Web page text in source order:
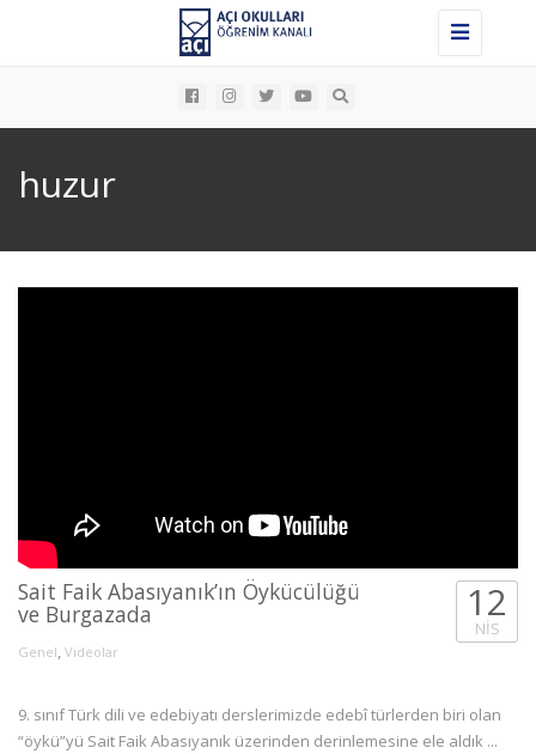
Toggle
navigation
huzur
Sait Faik Abasıyanık’ın Öykücülüğü
ve Burgazada
Genel, Videolar
12
NIS
9. sınıf Türk dili ve edebiyatı derslerimizde edebî türlerden biri olan
“öykü”yü Sait Faik Abasıyanık üzerinden derinlemesine ele aldık ...